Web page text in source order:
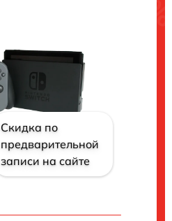
Скидка по
предварительной
записи на сайте